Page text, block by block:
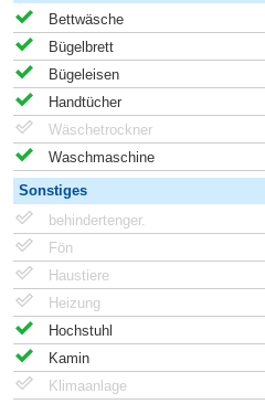
Bettwäsche
Bügelbrett
Bügeleisen
Handtücher
Wäschetrockner
Waschmaschine
Sonstiges
behindertenger.
Fön
Haustiere
Heizung
Hochstuhl
Kamin
Klimaanlage